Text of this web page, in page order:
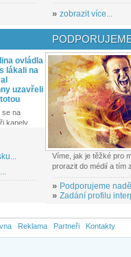
» zobrazit více...
ovládla
lákali na
uzavřeli
se na
kapely...
Víme, jak je těžké pro
prorazit do médií a tím
» Podporujeme
» Zadání profilu
Reklama Partneři Kontakty